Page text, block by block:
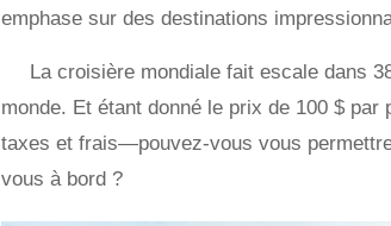
emphase sur des destinations
La croisière mondiale fait escale dans
monde. Et étant donné le prix de 100 $
taxes et frais—pouvez-vous vous
vous à bord ?